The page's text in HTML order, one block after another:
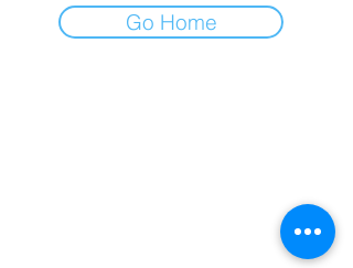
Go Home